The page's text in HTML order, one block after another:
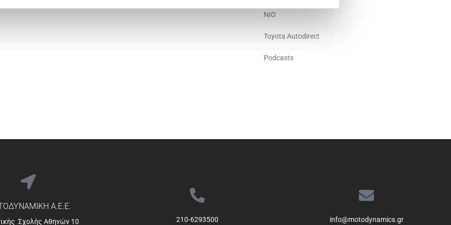
NIO
Toyota Autodirect
Podcasts
Α.Ε.Ε.
Σχολής Αθηνών 10 210-6293500 info@motodynamics.gr